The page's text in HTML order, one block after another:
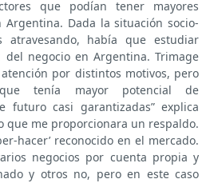
que podían tener mayores
Dada la situación socio-
atravesando, había que estudiar
negocio en Argentina. Trimage
por distintos motivos, pero
tenía mayor potencial de
futuro casi garantizadas” explica
que me proporcionara un respaldo.
hacer’ reconocido en el mercado.
negocios por cuenta propia y
y otros no, pero en este caso